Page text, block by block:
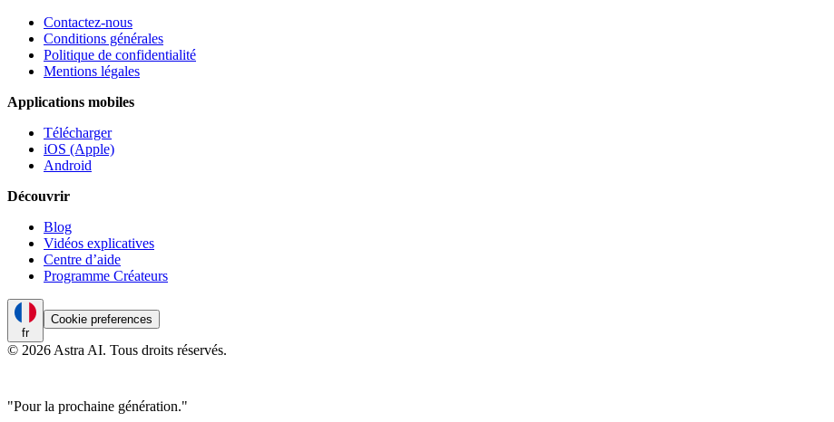
Contactez-nous
Conditions générales
Politique de confidentialité
Mentions légales
Applications mobiles
Télécharger
iOS (Apple)
Android
Découvrir
Blog
Vidéos explicatives
Centre d’aide
Programme Créateurs
fr
Cookie preferences
© 2026 Astra AI. Tous droits réservés.
"Pour la prochaine génération."